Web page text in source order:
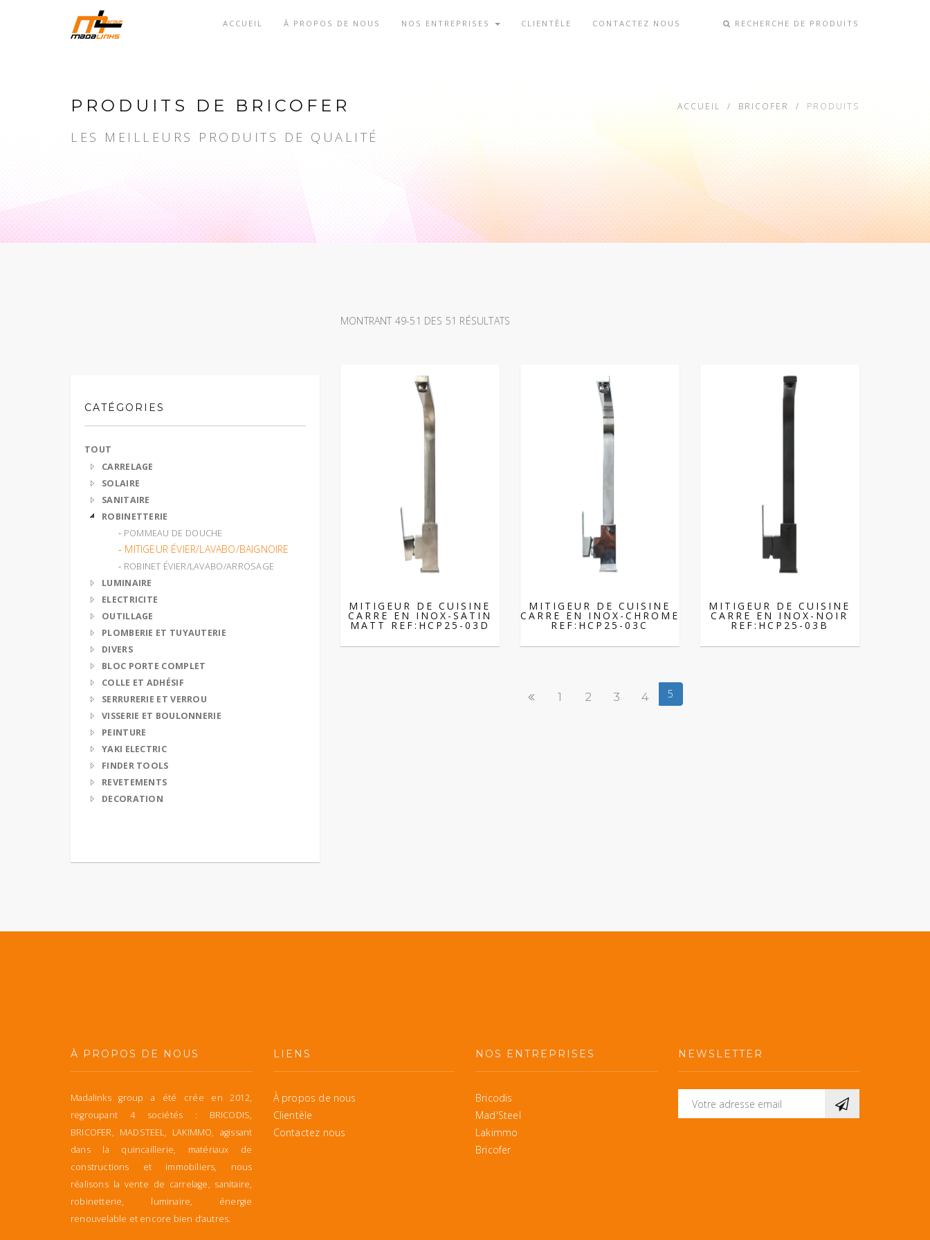
ACCUEIL À PROPOS DE NOUS NOS ENTREPRISES CLIENTÈLE CONTACTEZ NOUS RECHERCHE DE PRODUITS
PRODUITS DE BRICOFER
LES MEILLEURS PRODUITS DE QUALITÉ
ACCUEIL BRICOFER PRODUITS
CATÉGORIES
TOUT
CARRELAGE
SOLAIRE
SANITAIRE
ROBINETTERIE
‐ POMMEAU DE DOUCHE
‐ MITIGEUR ÉVIER/LAVABO/BAIGNOIRE
‐ ROBINET ÉVIER/LAVABO/ARROSAGE
LUMINAIRE
ELECTRICITE
OUTILLAGE
PLOMBERIE ET TUYAUTERIE
DIVERS
BLOC PORTE COMPLET
COLLE ET ADHÉSIF
SERRURERIE ET VERROU
VISSERIE ET BOULONNERIE
PEINTURE
YAKI ELECTRIC
FINDER TOOLS
REVETEMENTS
DECORATION
MONTRANT 49-51 DES 51 RÉSULTATS
MITIGEUR DE CUISINE
CARRE EN INOX-SATIN
MATT REF:HCP25-03D
MITIGEUR DE CUISINE
CARRE EN INOX-CHROME
REF:HCP25-03C
MITIGEUR DE CUISINE
CARRE EN INOX-NOIR
REF:HCP25-03B
1 2 3 4 5
À PROPOS DE NOUS
Madalinks group a été crée en 2012,
regroupant 4 sociétés : BRICODIS,
BRICOFER, MADSTEEL, LAKIMMO, agissant
dans la quincaillerie, matériaux de
constructions et immobiliers, nous
réalisons la vente de carrelage, sanitaire,
robinetterie, luminaire, énergie
renouvelable et encore bien d’autres.
LIENS
À propos de nous
Clientèle
Contactez nous
NOS ENTREPRISES
Bricodis
Mad'Steel
Lakimmo
Bricofer
NEWSLETTER